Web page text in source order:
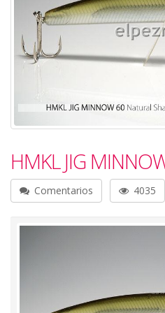
HMKL JIG
Comentarios 4035